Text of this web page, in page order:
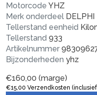
Motorcode YHZ
Merk onderdeel DELPHI
Tellerstand eenheid
Tellerstand 933
Artikelnummer
Bijzonderheden yhz
€160,00 (marge)
€15,00 Verzendkosten (inclusief